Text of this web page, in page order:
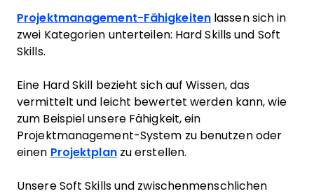
Projektmanagement-Fähigkeitenlassen sich in
zwei Kategorien unterteilen: Hard Skills und Soft
Skills.
Eine Hard Skill bezieht sich aufWissen, das
vermittelt und leicht bewertet werden kann, wie
zum Beispiel unsere Fähigkeit, ein
Projektmanagement-System zu benutzen oder
einen Projektplanzu erstellen.
Unsere Soft Skillsund zwischenmenschlichen